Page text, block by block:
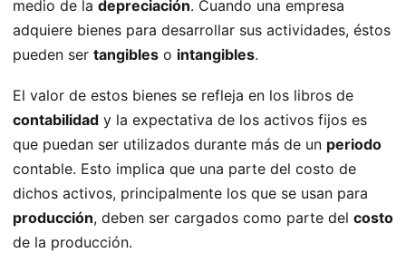
medio de la depreciación. Cuando una empresa
adquiere bienes para desarrollar sus actividades, éstos
pueden ser tangibles o intangibles.
El valor de estos bienes se refleja en los libros de
contabilidad y la expectativa de los activos fijos es
que puedan ser utilizados durante más de un periodo
contable. Esto implica que una parte del costo de
dichos activos, principalmente los que se usan para
producción, deben ser cargados como parte del costo
de la producción.